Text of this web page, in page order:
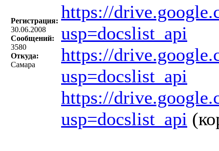
Регистрация:
30.06.2008
Сообщений:
3580
Откуда:
Самара
https://
usp=docslist_api
https://
usp=docslist_api
https://
usp=docslist_api